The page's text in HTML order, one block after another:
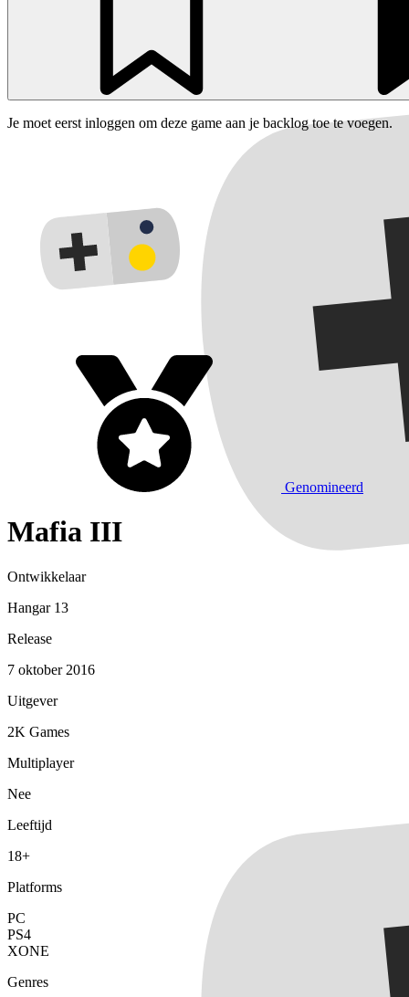
Je moet eerst inloggen om deze game aan je backlog toe te voegen.
Genomineerd
Mafia III
Ontwikkelaar
Hangar 13
Release
7 oktober 2016
Uitgever
2K Games
Multiplayer
Nee
Leeftijd
18+
Platforms
PC
PS4
XONE
Genres